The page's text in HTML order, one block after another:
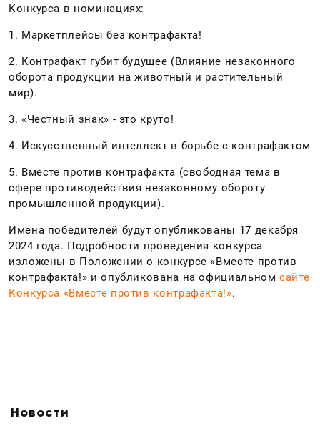
Конкурса в номинациях:
1. Маркетплейсы без контрафакта!
2. Контрафакт губит будущее (Влияние незаконного
оборота продукции на животный и растительный
мир).
3. «Честный знак» - это круто!
4. Искусственный интеллект в борьбе с контрафактом
5. Вместе против контрафакта (свободная тема в
сфере противодействия незаконному обороту
промышленной продукции).
Имена победителей будут опубликованы 17 декабря
2024 года. Подробности проведения конкурса
изложены в Положении о конкурсе «Вместе против
контрафакта!» и опубликована на официальномсайте
Конкурса «Вместе против контрафакта!».
Новости